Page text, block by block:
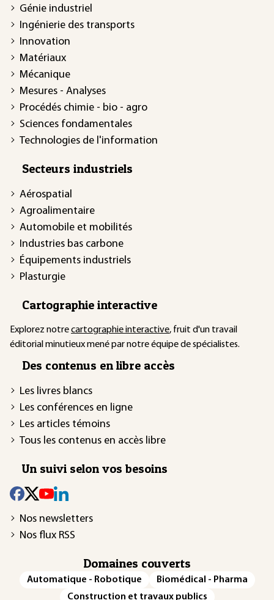
Génie industriel
Ingénierie des transports
Innovation
Matériaux
Mécanique
Mesures - Analyses
Procédés chimie - bio - agro
Sciences fondamentales
Technologies de l'information
Secteurs industriels
Aérospatial
Agroalimentaire
Automobile et mobilités
Industries bas carbone
Équipements industriels
Plasturgie
Cartographie interactive
Explorez notrecartographie interactive, fruit d'un travail
éditorial minutieux mené par notre équipe de spécialistes.
Des contenus en libre accès
Les livres blancs
Les conférences en ligne
Les articles témoins
Tous les contenus en accès libre
Un suivi selon vos besoins
Nos newsletters
Nos flux RSS
Domaines couverts
Automatique - Robotique
Biomédical - Pharma
Construction et travaux publics